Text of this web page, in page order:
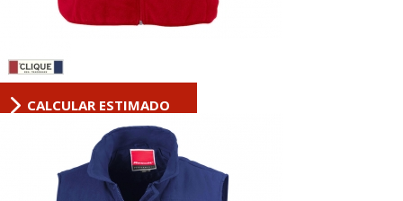
CALCULAR ESTIMADO